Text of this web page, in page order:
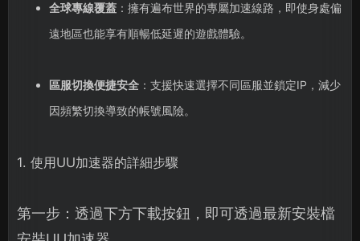
全球專線覆蓋：擁有遍布世界的專屬加速線路，即使身處偏
遠地區也能享有順暢低延遲的遊戲體驗。
區服切換便捷安全：支援快速選擇不同區服並鎖定IP，減少
因頻繁切換導致的帳號風險。
1. 使用UU加速器的詳細步驟
第一步：透過下方下載按鈕，即可透過最新安裝檔